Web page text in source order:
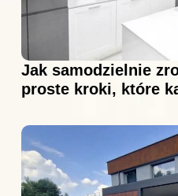
Jak samodzielnie
proste kroki, które